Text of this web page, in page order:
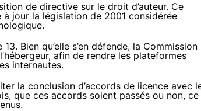
de directive sur le droit d’auteur. Ce
jour la législation de 2001 considérée
Bien qu’elle s’en défende, la Commission
afin de rendre les plateformes
internautes.
la conclusion d’accords de licence avec
que ces accords soient passés ou non, ce